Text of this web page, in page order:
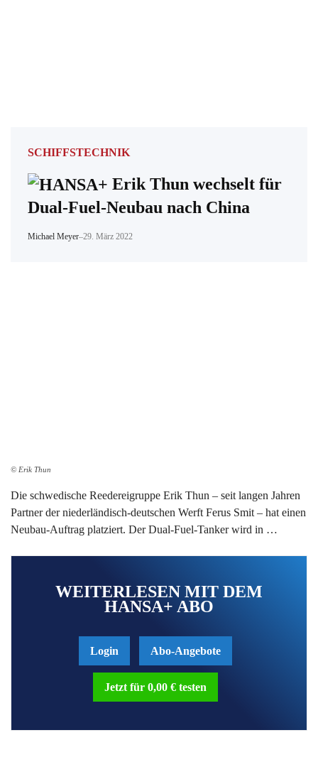
SCHIFFSTECHNIK
Erik Thun wechselt für
Dual-Fuel-Neubau nach China
Michael Meyer–29. März 2022
© Erik Thun
Die schwedische Reedereigruppe Erik Thun – seit langen Jahren
Partner der niederländisch-deutschen Werft Ferus Smit – hat einen
Neubau-Auftrag platziert. Der Dual-Fuel-Tanker wird in …
WEITERLESEN MIT DEM
HANSA+ ABO
Login Abo-Angebote
Jetzt für 0,00 € testen